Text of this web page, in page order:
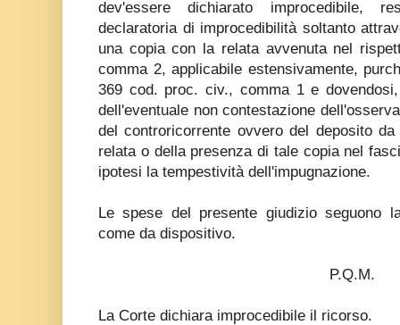
dev'essere dichiarato improcedibile,
declaratoria di improcedibilità soltanto
una copia con la relata avvenuta nel
comma 2, applicabile estensivamente,
369 cod. proc. civ., comma 1 e
dell'eventuale non contestazione
del controricorrente ovvero del deposito
relata o della presenza di tale copia nel
ipotesi la tempestività dell'impugnazione.
Le spese del presente giudizio seguono
come da dispositivo.
P.Q.M.
La Corte dichiara improcedibile il ricorso.